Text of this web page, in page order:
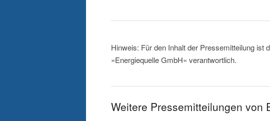
Hinweis: Für den Inhalt der Pressemitteilung ist
»Energiequelle GmbH« verantwortlich.
Weitere Pressemitteilungen von